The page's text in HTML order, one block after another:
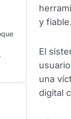
y fiable.
El
una
digital